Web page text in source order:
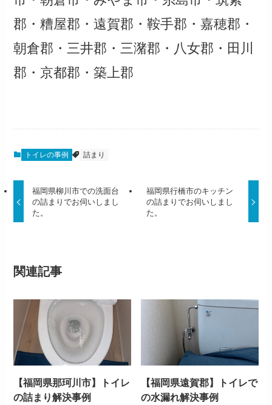
郡・糟屋郡・遠賀郡・鞍手郡・嘉穂郡・
朝倉郡・三井郡・三潴郡・八女郡・田川
郡・京都郡・築上郡
トイレの事例 詰まり
福岡県柳川市での洗面台
の詰まりでお伺いしまし
た。
福岡県行橋市のキッチン
の詰まりでお伺いしまし
た。
関連記事
【福岡県那珂川市】トイレ
の詰まり解決事例
【福岡県遠賀郡】トイレで
の水漏れ解決事例